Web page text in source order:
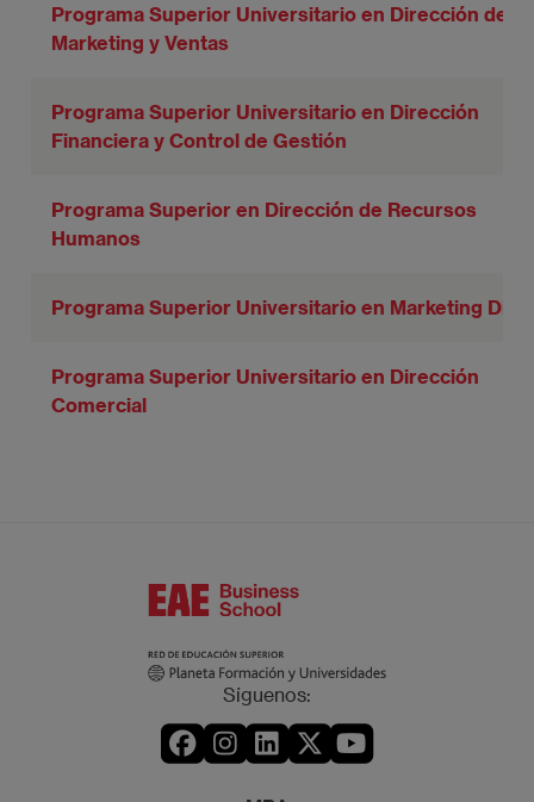
Programa Superior Universitario en Dirección de
Marketing y Ventas
Programa Superior Universitario en Dirección
Financiera y Control de Gestión
Programa Superior en Dirección de Recursos
Humanos
Programa Superior Universitario en Marketing
Programa Superior Universitario en Dirección
Comercial
Síguenos: